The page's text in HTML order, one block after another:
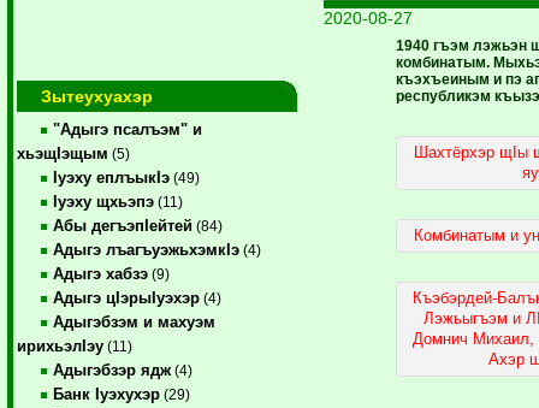
Зытеухуахэр
"Адыгэ псалъэм" и
хьэщIэщым (5)
Iуэху еплъыкIэ (49)
Iуэху щхьэпэ (11)
Абы дегъэпIейтей (84)
Адыгэ лъагъуэжьхэмкIэ (4)
Адыгэ хабзэ (9)
Адыгэ цIэрыIуэхэр (4)
Адыгэбзэм и махуэм
ирихьэлIэу (11)
Адыгэбзэр ядж (4)
Банк Iуэхухэр (29)
2020-08-27
1940 гъэм лэжьэн
комбинатым.
къэхъеиным и пэ
республикэм
Шахтёрхэр щIы
Комбинатым и
Къэбэрдей-
Лэжьыгъэм и
Домнич
Ахэр